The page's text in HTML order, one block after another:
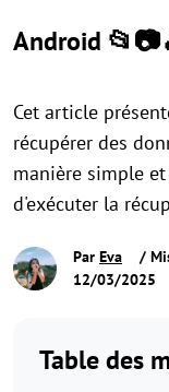
Android
Cet article
récupérer des
manière simple
d'exécuter la
Par Eva
/
12/03/2025
Table des